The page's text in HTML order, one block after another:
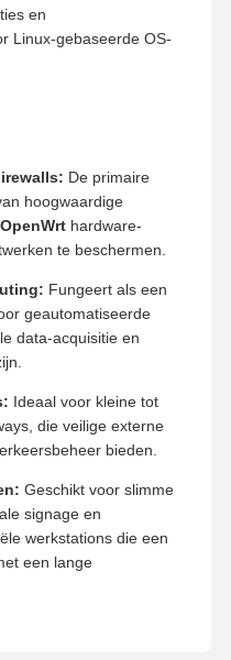
en
Linux-gebaseerde OS-
De primaire
hoogwaardige
hardware-
te beschermen.
Fungeert als een
geautomatiseerde
data-acquisitie en
Ideaal voor kleine tot
die veilige externe
bieden.
Geschikt voor slimme
signage en
werkstations die een
een lange